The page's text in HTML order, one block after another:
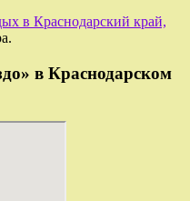
в Краснодарский край,
в Краснодарском